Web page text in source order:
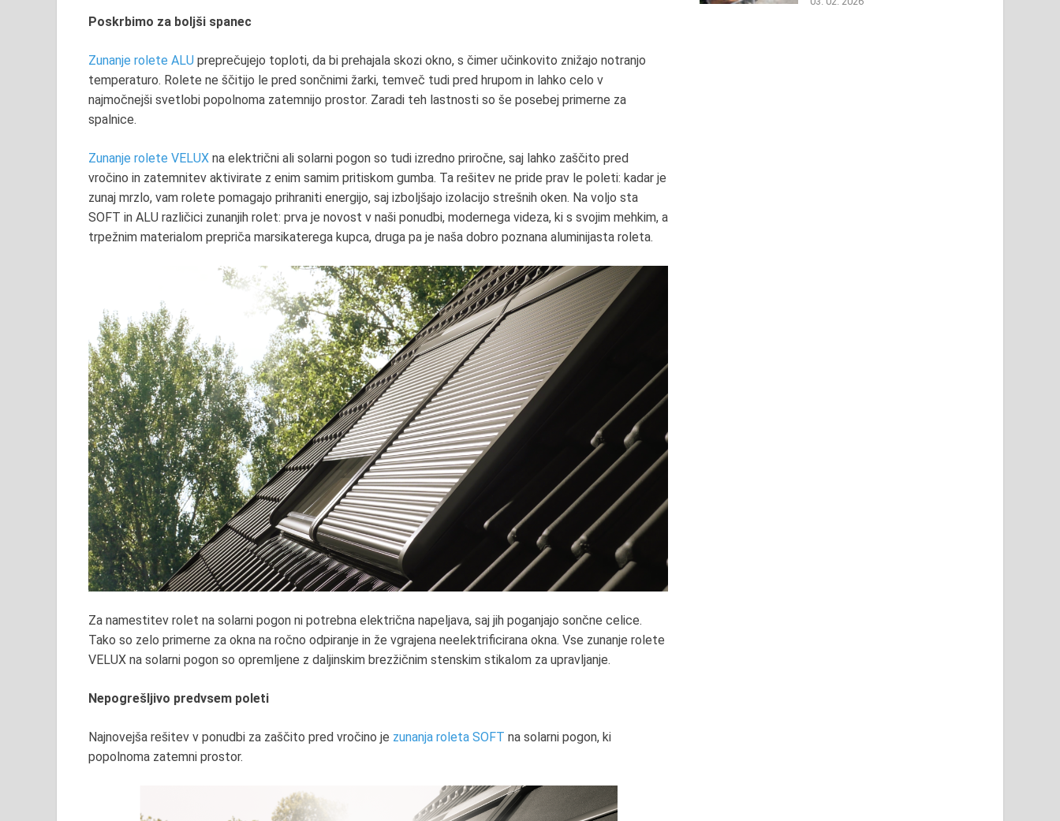
Poskrbimo za boljši spanec
Zunanje rolete ALU preprečujejo toploti, da bi prehajala skozi okno, s čimer učinkovito znižajo notranjo
temperaturo. Rolete ne ščitijo le pred sončnimi žarki, temveč tudi pred hrupom in lahko celo v
najmočnejši svetlobi popolnoma zatemnijo prostor. Zaradi teh lastnosti so še posebej primerne za
spalnice.
Zunanje rolete VELUX na električni ali solarni pogon so tudi izredno priročne, saj lahko zaščito pred
vročino in zatemnitev aktivirate z enim samim pritiskom gumba. Ta rešitev ne pride prav le poleti: kadar je
zunaj mrzlo, vam rolete pomagajo prihraniti energijo, saj izboljšajo izolacijo strešnih oken. Na voljo sta
SOFT in ALU različici zunanjih rolet: prva je novost v naši ponudbi, modernega videza, ki s svojim mehkim, a
trpežnim materialom prepriča marsikaterega kupca, druga pa je naša dobro poznana aluminijasta roleta.
Za namestitev rolet na solarni pogon ni potrebna električna napeljava, saj jih poganjajo sončne celice.
Tako so zelo primerne za okna na ročno odpiranje in že vgrajena neelektrificirana okna. Vse zunanje rolete
VELUX na solarni pogon so opremljene z daljinskim brezžičnim stenskim stikalom za upravljanje.
Nepogrešljivo predvsem poleti
Najnovejša rešitev v ponudbi za zaščito pred vročino je zunanja roleta SOFT na solarni pogon, ki
popolnoma zatemni prostor.